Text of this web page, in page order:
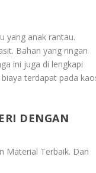
yang anak rantau.
Bahan yang ringan
ini juga di lengkapi
terdapat pada
DENGAN
Material Terbaik. Dan